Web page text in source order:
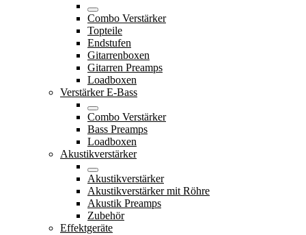
Combo Verstärker
Topteile
Endstufen
Gitarrenboxen
Gitarren Preamps
Loadboxen
Verstärker E-Bass
Combo Verstärker
Bass Preamps
Loadboxen
Akustikverstärker
Akustikverstärker
Akustikverstärker mit Röhre
Akustik Preamps
Zubehör
Effektgeräte